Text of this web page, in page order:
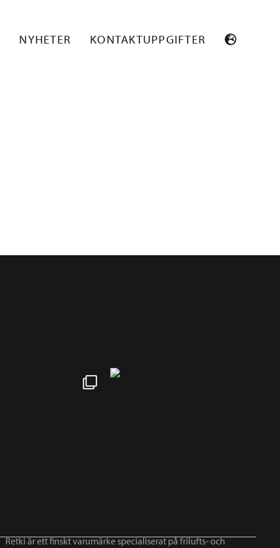
NYHETER KONTAKTUPPGIFTER
Retki är ett finskt varumärke specialiserat på frilufts- och